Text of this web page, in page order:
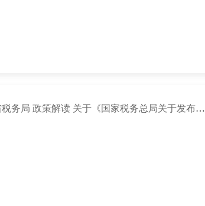
国家税务总局甘肃省税务局 政策解读 关于《国家税务总局关于发布〈成品油涉税产品检测管理暂行办法〉的公告》的解读